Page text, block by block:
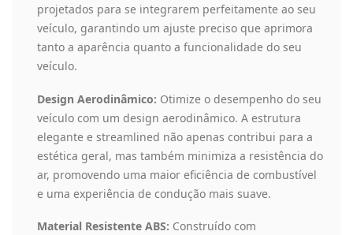
projetados para se integrarem perfeitamente ao seu
veículo, garantindo um ajuste preciso que aprimora
tanto a aparência quanto a funcionalidade do seu
veículo.
Design Aerodinâmico: Otimize o desempenho do seu
veículo com um design aerodinâmico. A estrutura
elegante e streamlined não apenas contribui para a
estética geral, mas também minimiza a resistência do
ar, promovendo uma maior eficiência de combustível
e uma experiência de condução mais suave.
Material Resistente ABS: Construído com